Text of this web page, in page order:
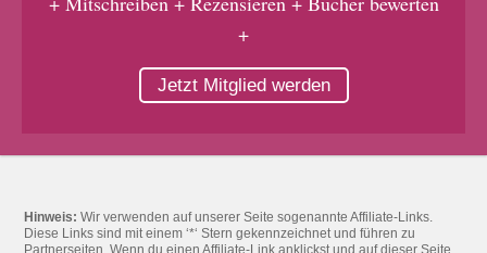
+
Jetzt Mitglied werden
Hinweis: Wir verwenden auf unserer Seite sogenannte Affiliate-Links.
Diese Links sind mit einem ‘*‘ Stern gekennzeichnet und führen zu